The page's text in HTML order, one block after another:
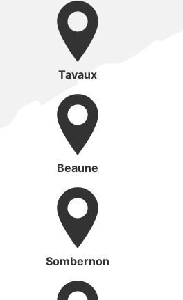
Tavaux
Beaune
Sombernon